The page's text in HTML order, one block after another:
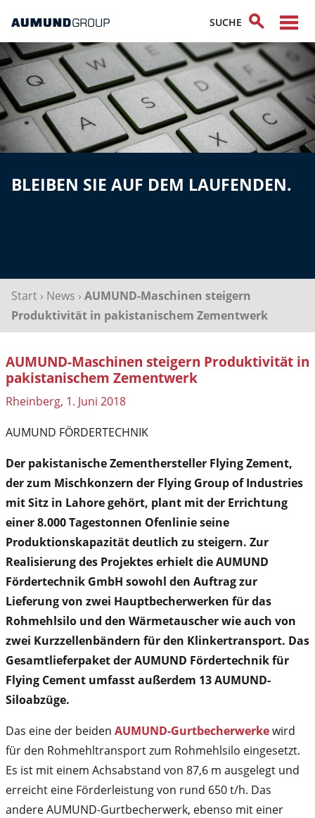
BLEIBEN SIE AUF DEM LAUFENDEN.
Start › News › AUMUND-Maschinen steigern
Produktivität in pakistanischem Zementwerk
AUMUND-Maschinen steigern Produktivität in
pakistanischem Zementwerk
Rheinberg, 1. Juni 2018
AUMUND FÖRDERTECHNIK
Der pakistanische Zementhersteller Flying Zement,
der zum Mischkonzern der Flying Group of Industries
mit Sitz in Lahore gehört, plant mit der Errichtung
einer 8.000 Tagestonnen Ofenlinie seine
Produktionskapazität deutlich zu steigern. Zur
Realisierung des Projektes erhielt die AUMUND
Fördertechnik GmbH sowohl den Auftrag zur
Lieferung von zwei Hauptbecherwerken für das
Rohmehlsilo und den Wärmetauscher wie auch von
zwei Kurzzellenbändern für den Klinkertransport. Das
Gesamtlieferpaket der AUMUND Fördertechnik für
Flying Cement umfasst außerdem 13 AUMUND-
Siloabzüge.
Das eine der beiden AUMUND-Gurtbecherwerkewird
für den Rohmehltransport zum Rohmehlsilo eingesetzt.
Es ist mit einem Achsabstand von 87,6 m ausgelegt und
erreicht eine Förderleistung von rund 650 t/h. Das
andere AUMUND-Gurtbecherwerk, ebenso mit einer